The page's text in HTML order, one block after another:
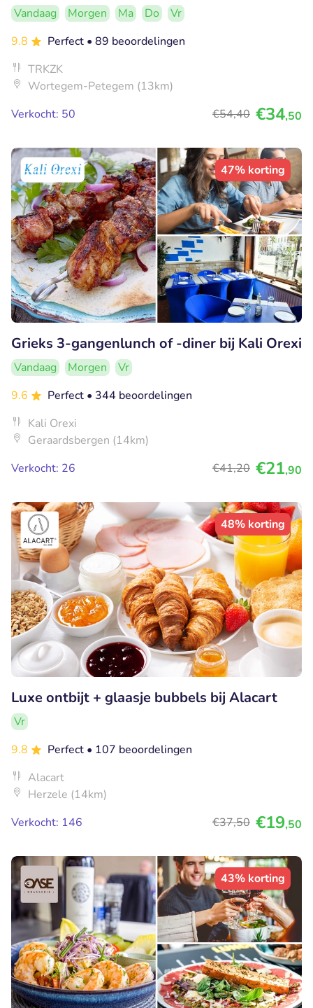
Vandaag Morgen Ma Do
Vr
9.8
Perfect • 89 beoordelingen
TRKZK
Wortegem-Petegem (13km)
Verkocht: 50
€54,40 €34,50
47% korting
Grieks 3-gangenlunch of -diner bij Kali Orexi
Vandaag Morgen
Vr
9.6
Perfect • 344 beoordelingen
Kali Orexi
Geraardsbergen (14km)
Verkocht: 26
€41,20 €21,90
48% korting
Luxe ontbijt + glaasje bubbels bij Alacart
Vr
9.8
Perfect • 107 beoordelingen
Alacart
Herzele (14km)
Verkocht: 146
€37,50 €19,50
43% korting